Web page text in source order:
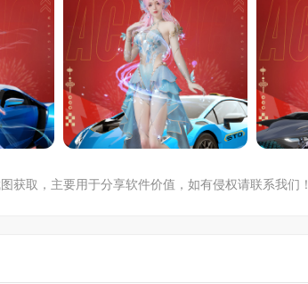
获取，主要用于分享软件价值，如有侵权请联系我们！